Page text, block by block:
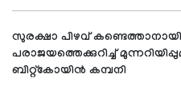
സുരക്ഷാ പിഴവ്
പരാജയത്തെക്കുറിച്ച്
ബിറ്റ്‌കോയിൻ കമ്പനി